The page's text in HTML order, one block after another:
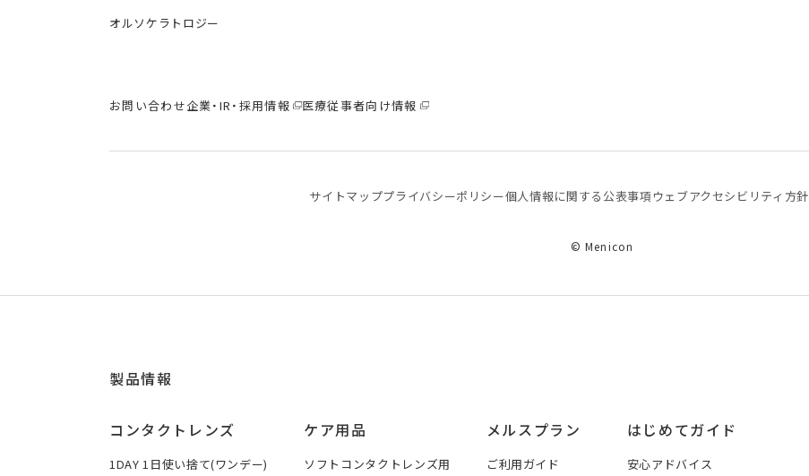
オルソケラトロジー
お問い合わせ企業・IR・採用情報 医療従事者向け情報
サイトマッププライバシーポリシー個⼈情報に関する公表事項 ウェブアクセシビリティ方針
© Menicon
製品情報
コンタクトレンズ
1DAY 1日使い捨て(ワンデー)
ケア用品
ソフトコンタクトレンズ用
メルスプラン
ご利用ガイド
はじめてガイド
安心アドバイス